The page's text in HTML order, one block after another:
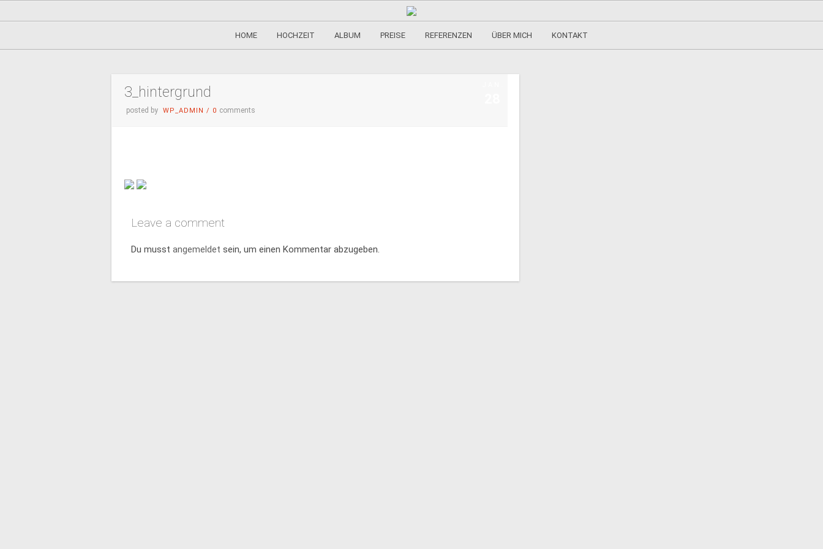
HOME HOCHZEIT ALBUM PREISE REFERENZEN ÜBER MICH KONTAKT
3_hintergrund
posted by WP_ADMIN / 0 comments
Leave a comment
Du musstangemeldet sein, um einen Kommentar abzugeben.